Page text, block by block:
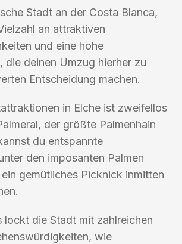
Stadt an der Costa Blanca,
an attraktiven
und eine hohe
die deinen Umzug hierher zu
Entscheidung machen.
in Elche ist zweifellos
der größte Palmenhain
du entspannte
den imposanten Palmen
gemütliches Picknick inmitten
lockt die Stadt mit zahlreichen
wie